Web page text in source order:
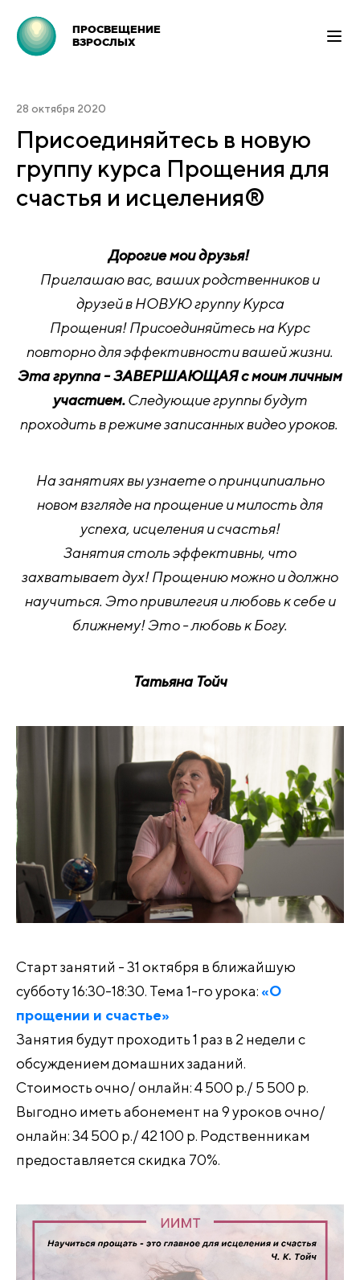
ПРОСВЕЩЕНИЕ
ВЗРОСЛЫХ
28 октября 2020
Присоединяйтесь в новую
группу курса Прощения для
счастья и исцеления®
Дорогие мои друзья!
Приглашаю вас, ваших родственников и
друзей в НОВУЮ группу Курса
Прощения! Присоединяйтесь на Курс
повторно для эффективности вашей жизни.
Эта группа - ЗАВЕРШАЮЩАЯ с моим личным
участием.Следующие группы будут
проходить в режиме записанных видео уроков.
На занятиях вы узнаете о принципиально
новом взгляде на прощение и милость для
успеха, исцеления и счастья!
Занятия столь эффективны, что
захватывает дух! Прощению можно и должно
научиться. Это привилегия и любовь к себе и
ближнему! Это - любовь к Богу.
Татьяна Тойч
Старт занятий - 31 октября в ближайшую
субботу 16:30-18:30. Тема 1-го урока: «О
прощении и счастье»
Занятия будут проходить 1 раз в 2 недели с
обсуждением домашних заданий.
Стоимость очно/ онлайн: 4 500 р./ 5 500 р.
Выгодно иметь абонемент на 9 уроков очно/
онлайн: 34 500 р./ 42 100 р. Родственникам
предоставляется скидка 70%.